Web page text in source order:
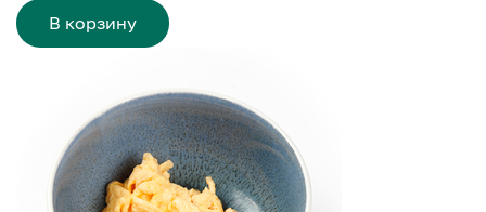
В корзину